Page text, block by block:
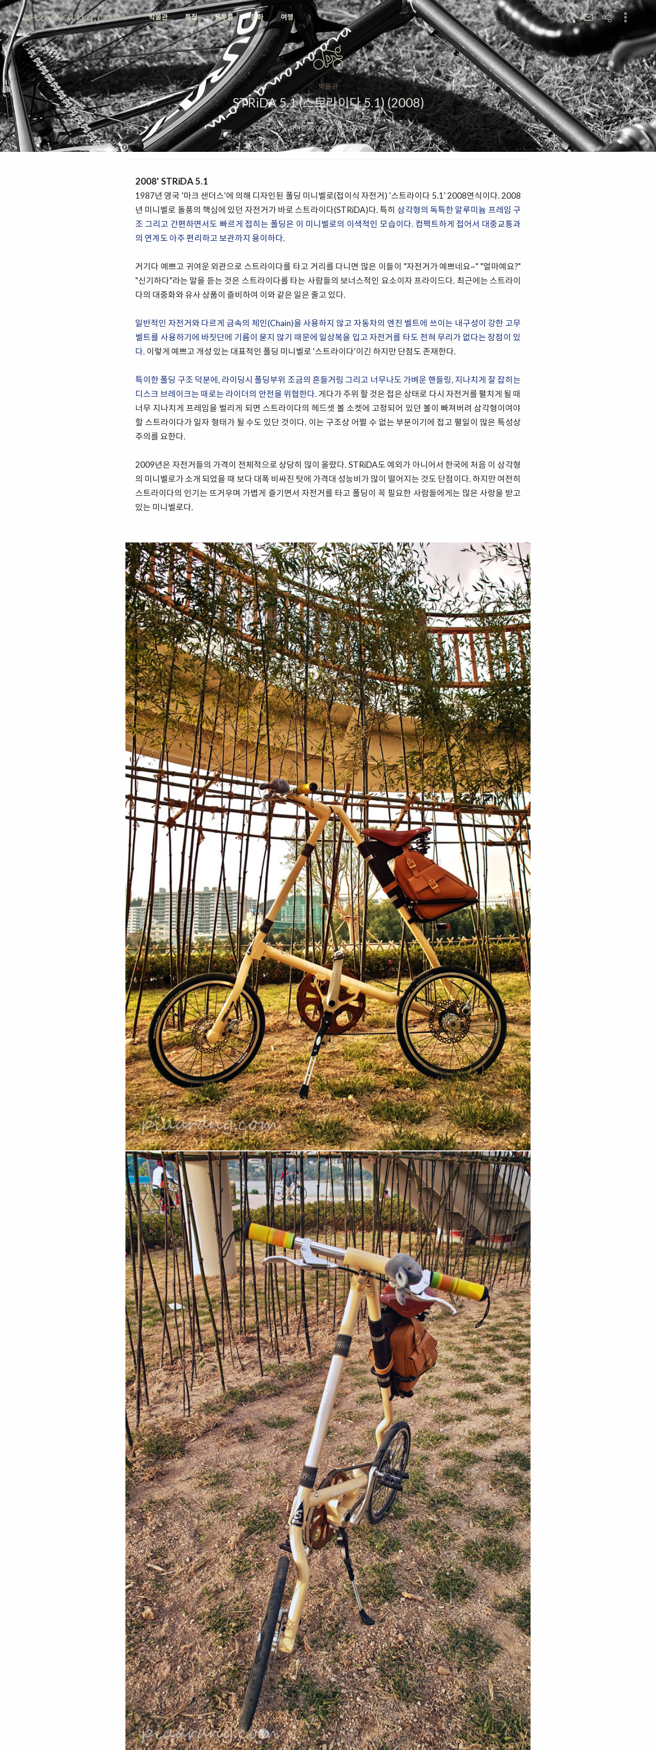
박물관 특집 용부품 문화 여행
박물관
STRiDA 5.1 (스트라이다 5.1) (2008)
피아랑·2009. 6. 7· 0/
2008' STRiDA 5.1
1987년 영국 '마크 샌더스'에 의해 디자인된 폴딩 미니벨로(접이식 자전거) '스트라이다 5.1' 2008연식이다. 2008
년 미니벨로 돌풍의 핵심에 있던 자전거가 바로 스트라이다(STRiDA)다. 특히 삼각형의 독특한 알루미늄 프레임 구
조 그리고 간편하면서도 빠르게 접히는 폴딩은 이 미니벨로의 이색적인 모습이다. 컴팩트하게 접어서 대중교통과
의 연계도 아주 편리하고 보관까지 용이하다.
거기다 예쁘고 귀여운 외관으로 스트라이다를 타고 거리를 다니면 많은 이들이 "자전거가 예쁘네요~" "얼마예요?"
"신기하다"라는 말을 듣는 것은 스트라이다를 타는 사람들의 보너스적인 요소이자 프라이드다. 최근에는 스트라이
다의 대중화와 유사 상품이 즐비하여 이와 같은 일은 줄고 있다.
일반적인 자전거와 다르게 금속의 체인(Chain)을 사용하지 않고 자동차의 엔진 벨트에 쓰이는 내구성이 강한 고무
벨트를 사용하기에 바짓단에 기름이 묻지 않기 때문에 일상복을 입고 자전거를 타도 전혀 무리가 없다는 장점이 있
다. 이렇게 예쁘고 개성 있는 대표적인 폴딩 미니벨로 '스트라이다'이긴 하지만 단점도 존재한다.
특이한 폴딩 구조 덕분에, 라이딩시 폴딩부위 조금의 흔들거림 그리고 너무나도 가벼운 핸들링, 지나치게 잘 잡히는
디스크 브레이크는 때로는 라이더의 안전을 위협한다. 게다가 주위 할 것은 접은 상태로 다시 자전거를 펼치게 될 때
너무 지나치게 프레임을 벌리게 되면 스트라이다의 헤드셋 볼 소켓에 고정되어 있던 볼이 빠져버려 삼각형이여야
할 스트라이다가 일자 형태가 될 수도 있단 것이다. 이는 구조상 어쩔 수 없는 부분이기에 접고 펼일이 많은 특성상
주의를 요한다.
2009년은 자전거들의 가격이 전체적으로 상당히 많이 올랐다. STRiDA도 예외가 아니어서 한국에 처음 이 삼각형
의 미니벨로가 소개 되었을 때 보다 대폭 비싸진 탓에 가격대 성능비가 많이 떨어지는 것도 단점이다. 하지만 여전히
스트라이다의 인기는 뜨거우며 가볍게 즐기면서 자전거를 타고 폴딩이 꼭 필요한 사람들에게는 많은 사랑을 받고
있는 미니벨로다.